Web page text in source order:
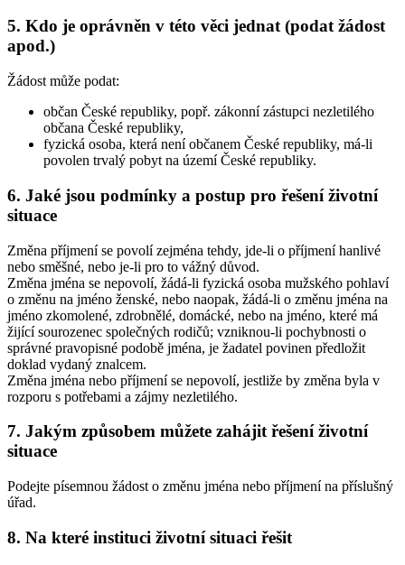
5. Kdo je oprávněn v této věci jednat (podat žádost
apod.)
Žádost může podat:
občan České republiky, popř. zákonní zástupci nezletilého
občana České republiky,
fyzická osoba, která není občanem České republiky, má-li
povolen trvalý pobyt na území České republiky.
6. Jaké jsou podmínky a postup pro řešení životní
situace
Změna příjmení se povolí zejména tehdy, jde-li o příjmení hanlivé
nebo směšné, nebo je-li pro to vážný důvod.
Změna jména se nepovolí, žádá-li fyzická osoba mužského pohlaví
o změnu na jméno ženské, nebo naopak, žádá-li o změnu jména na
jméno zkomolené, zdrobnělé, domácké, nebo na jméno, které má
žijící sourozenec společných rodičů; vzniknou-li pochybnosti o
správné pravopisné podobě jména, je žadatel povinen předložit
doklad vydaný znalcem.
Změna jména nebo příjmení se nepovolí, jestliže by změna byla v
rozporu s potřebami a zájmy nezletilého.
7. Jakým způsobem můžete zahájit řešení životní
situace
Podejte písemnou žádost o změnu jména nebo příjmení na příslušný
úřad.
8. Na které instituci životní situaci řešit